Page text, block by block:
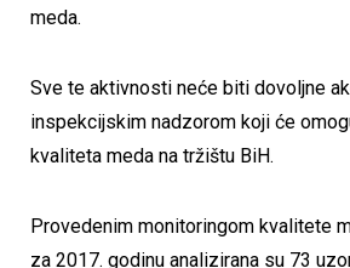
meda.
Sve te aktivnosti neće biti dovoljne
inspekcijskim nadzorom koji će
kvaliteta meda na tržištu BiH.
Provedenim monitoringom kvalitete
za 2017. godinu analizirana su 73